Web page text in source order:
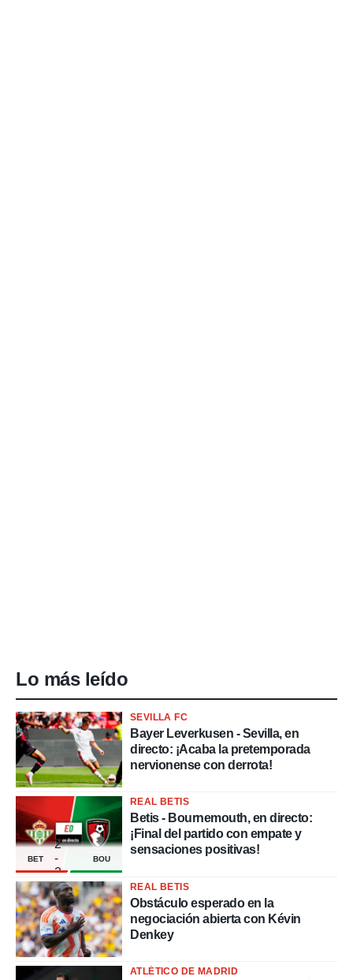
Lo más leído
SEVILLA FC
Bayer Leverkusen - Sevilla, en
directo: ¡Acaba la pretemporada
nervionense con derrota!
BET
2
-
2
BOU
REAL BETIS
Betis - Bournemouth, en directo:
¡Final del partido con empate y
sensaciones positivas!
REAL BETIS
Obstáculo esperado en la
negociación abierta con Kévin
Denkey
ATLÉTICO DE MADRID